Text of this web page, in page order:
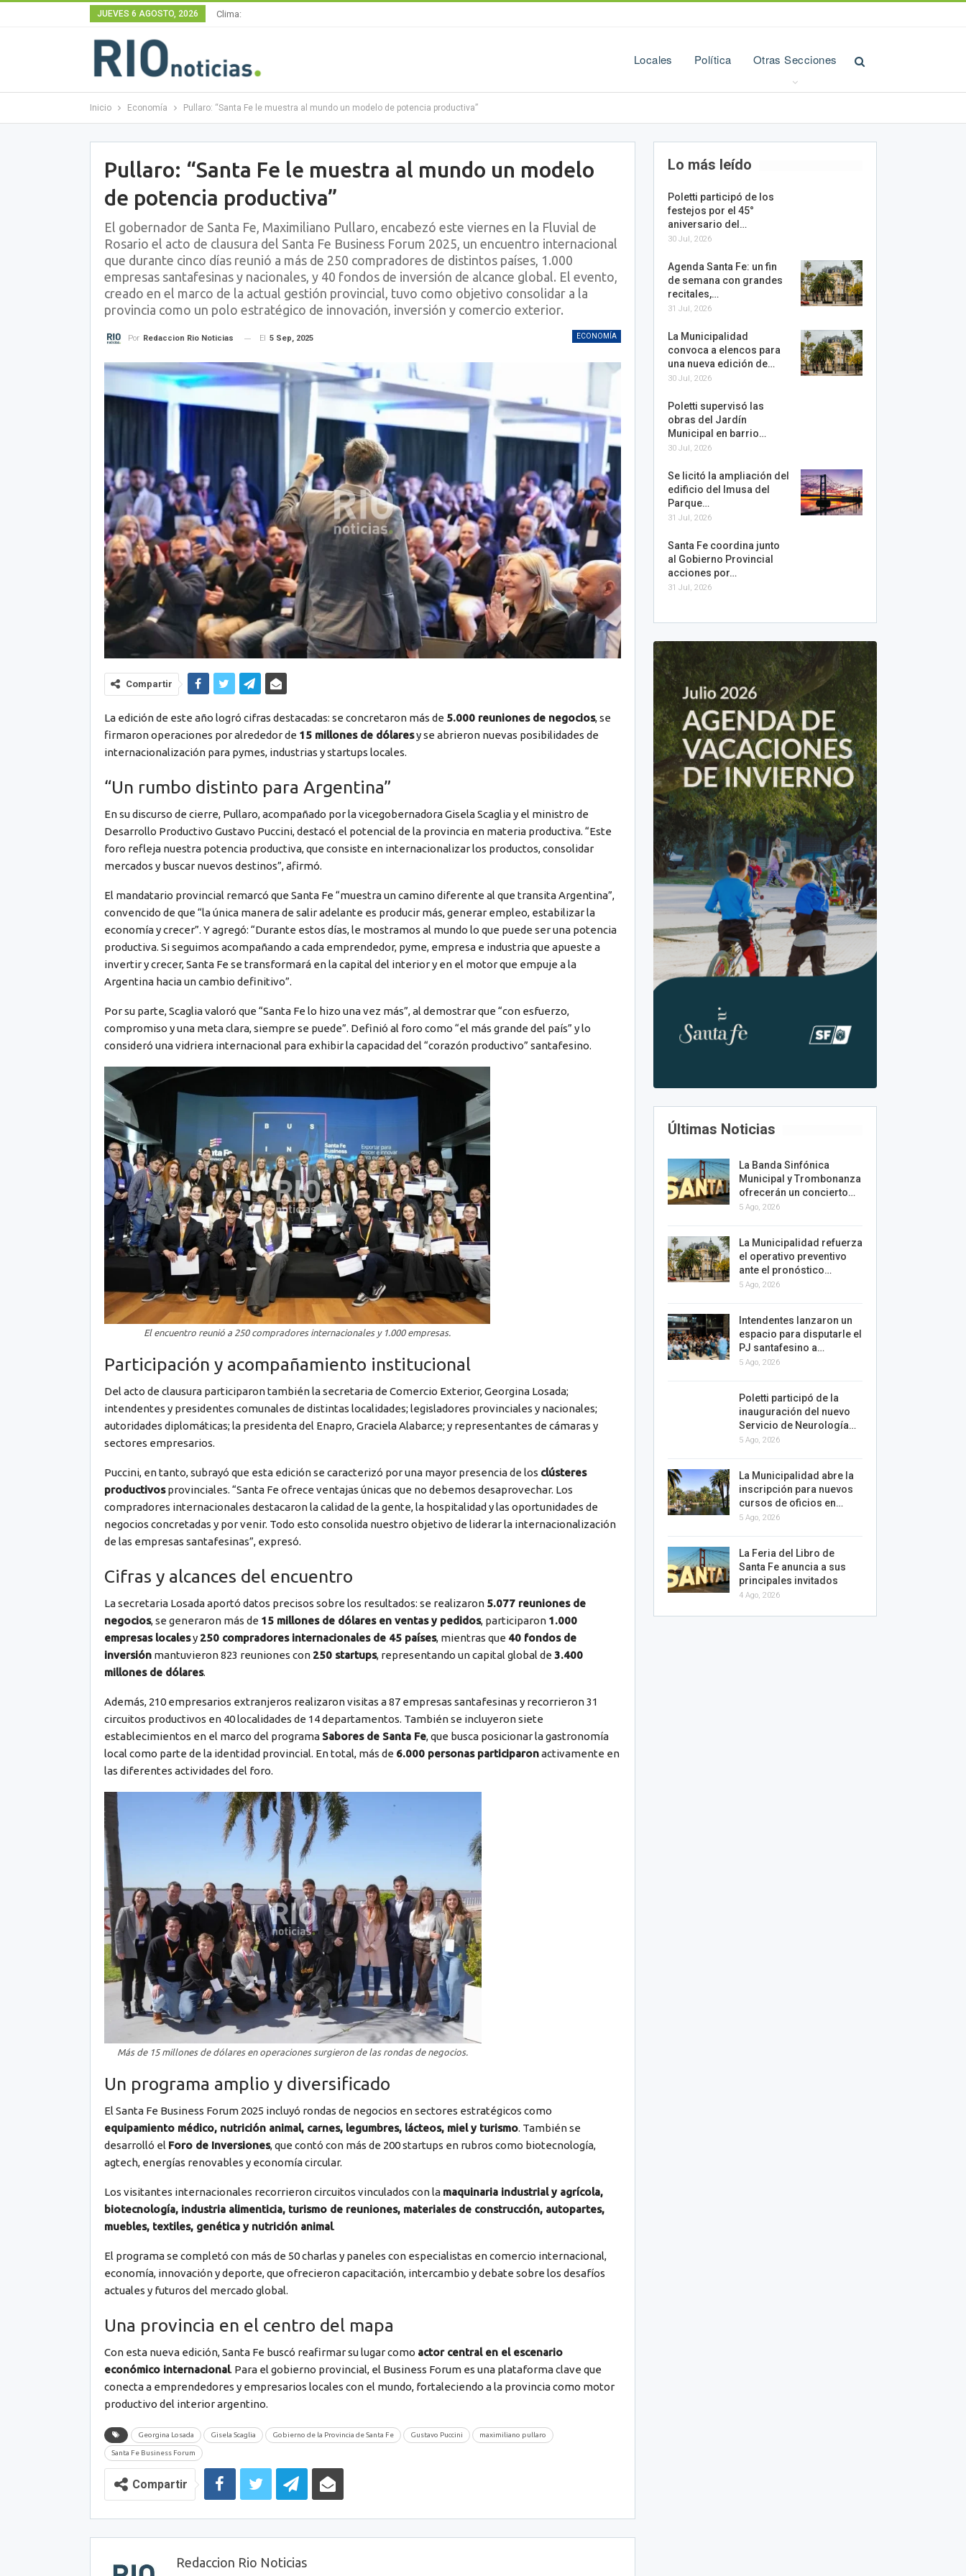
JUEVES 6 AGOSTO, 2026 Clima:
Locales Política Otras Secciones
Inicio Economía Pullaro: “Santa Fe le muestra al mundo un modelo de potencia productiva”
Pullaro: “Santa Fe le muestra al mundo un modelo
de potencia productiva”
El gobernador de Santa Fe, Maximiliano Pullaro, encabezó este viernes en la Fluvial de
Rosario el acto de clausura del Santa Fe Business Forum 2025, un encuentro internacional
que durante cinco días reunió a más de 250 compradores de distintos países, 1.000
empresas santafesinas y nacionales, y 40 fondos de inversión de alcance global. El evento,
creado en el marco de la actual gestión provincial, tuvo como objetivo consolidar a la
provincia como un polo estratégico de innovación, inversión y comercio exterior.
ECONOMÍA
Por Redaccion Rio Noticias El 5 Sep, 2025
Compartir
La edición de este año logró cifras destacadas: se concretaron más de 5.000 reuniones de negocios, se
firmaron operaciones por alrededor de 15 millones de dólaresy se abrieron nuevas posibilidades de
internacionalización para pymes, industrias y startups locales.
“Un rumbo distinto para Argentina”
En su discurso de cierre, Pullaro, acompañado por la vicegobernadora Gisela Scaglia y el ministro de
Desarrollo Productivo Gustavo Puccini, destacó el potencial de la provincia en materia productiva. “Este
foro refleja nuestra potencia productiva, que consiste en internacionalizar los productos, consolidar
mercados y buscar nuevos destinos”, afirmó.
El mandatario provincial remarcó que Santa Fe “muestra un camino diferente al que transita Argentina”,
convencido de que “la única manera de salir adelante es producir más, generar empleo, estabilizar la
economía y crecer”. Y agregó: “Durante estos días, le mostramos al mundo lo que puede ser una potencia
productiva. Si seguimos acompañando a cada emprendedor, pyme, empresa e industria que apueste a
invertir y crecer, Santa Fe se transformará en la capital del interior y en el motor que empuje a la
Argentina hacia un cambio definitivo”.
Por su parte, Scaglia valoró que “Santa Fe lo hizo una vez más”, al demostrar que “con esfuerzo,
compromiso y una meta clara, siempre se puede”. Definió al foro como “el más grande del país” y lo
consideró una vidriera internacional para exhibir la capacidad del “corazón productivo” santafesino.
El encuentro reunió a 250 compradores internacionales y 1.000 empresas.
Participación y acompañamiento institucional
Del acto de clausura participaron también la secretaria de Comercio Exterior, Georgina Losada;
intendentes y presidentes comunales de distintas localidades; legisladores provinciales y nacionales;
autoridades diplomáticas; la presidenta del Enapro, Graciela Alabarce; y representantes de cámaras y
sectores empresarios.
Puccini, en tanto, subrayó que esta edición se caracterizó por una mayor presencia de los clústeres
productivosprovinciales. “Santa Fe ofrece ventajas únicas que no debemos desaprovechar. Los
compradores internacionales destacaron la calidad de la gente, la hospitalidad y las oportunidades de
negocios concretadas y por venir. Todo esto consolida nuestro objetivo de liderar la internacionalización
de las empresas santafesinas”, expresó.
Cifras y alcances del encuentro
La secretaria Losada aportó datos precisos sobre los resultados: se realizaron 5.077 reuniones de
negocios, se generaron más de 15 millones de dólares en ventas y pedidos, participaron 1.000
empresas localesy 250 compradores internacionales de 45 países, mientras que 40 fondos de
inversiónmantuvieron 823 reuniones con 250 startups, representando un capital global de 3.400
millones de dólares.
Además, 210 empresarios extranjeros realizaron visitas a 87 empresas santafesinas y recorrieron 31
circuitos productivos en 40 localidades de 14 departamentos. También se incluyeron siete
establecimientos en el marco del programa Sabores de Santa Fe, que busca posicionar la gastronomía
local como parte de la identidad provincial. En total, más de 6.000 personas participaronactivamente en
las diferentes actividades del foro.
Más de 15 millones de dólares en operaciones surgieron de las rondas de negocios.
Un programa amplio y diversificado
El Santa Fe Business Forum 2025 incluyó rondas de negocios en sectores estratégicos como
equipamiento médico, nutrición animal, carnes, legumbres, lácteos, miel y turismo. También se
desarrolló el Foro de Inversiones, que contó con más de 200 startups en rubros como biotecnología,
agtech, energías renovables y economía circular.
Los visitantes internacionales recorrieron circuitos vinculados con la maquinaria industrial y agrícola,
biotecnología, industria alimenticia, turismo de reuniones, materiales de construcción, autopartes,
muebles, textiles, genética y nutrición animal.
El programa se completó con más de 50 charlas y paneles con especialistas en comercio internacional,
economía, innovación y deporte, que ofrecieron capacitación, intercambio y debate sobre los desafíos
actuales y futuros del mercado global.
Una provincia en el centro del mapa
Con esta nueva edición, Santa Fe buscó reafirmar su lugar como actor central en el escenario
económico internacional. Para el gobierno provincial, el Business Forum es una plataforma clave que
conecta a emprendedores y empresarios locales con el mundo, fortaleciendo a la provincia como motor
productivo del interior argentino.
Georgina Losada Gisela Scaglia Gobierno de la Provincia de Santa Fe Gustavo Puccini maximiliano pullaro
Santa Fe Business Forum
Compartir
Redaccion Rio Noticias
Lo más leído
Poletti participó de los
festejos por el 45°
aniversario del…
30 Jul, 2026
Agenda Santa Fe: un fin
de semana con grandes
recitales,…
31 Jul, 2026
La Municipalidad
convoca a elencos para
una nueva edición de…
30 Jul, 2026
Poletti supervisó las
obras del Jardín
Municipal en barrio…
30 Jul, 2026
Se licitó la ampliación del
edificio del Imusa del
Parque…
31 Jul, 2026
Santa Fe coordina junto
al Gobierno Provincial
acciones por…
31 Jul, 2026
Últimas Noticias
La Banda Sinfónica
Municipal y Trombonanza
ofrecerán un concierto…
5 Ago, 2026
La Municipalidad refuerza
el operativo preventivo
ante el pronóstico…
5 Ago, 2026
Intendentes lanzaron un
espacio para disputarle el
PJ santafesino a…
5 Ago, 2026
Poletti participó de la
inauguración del nuevo
Servicio de Neurología…
5 Ago, 2026
La Municipalidad abre la
inscripción para nuevos
cursos de oficios en…
5 Ago, 2026
La Feria del Libro de
Santa Fe anuncia a sus
principales invitados
4 Ago, 2026